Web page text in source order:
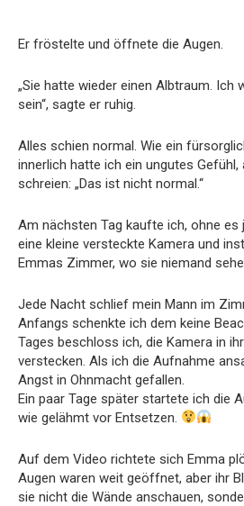
Er fröstelte und öffnete die Augen.
„Sie hatte wieder einen Albtraum. Ich
sein“, sagte er ruhig.
Alles schien normal. Wie ein
innerlich hatte ich ein ungutes
schreien: „Das ist nicht normal.“
Am nächsten Tag kaufte ich, ohne es
eine kleine versteckte Kamera und
Emmas Zimmer, wo sie niemand
Jede Nacht schlief mein Mann im
Anfangs schenkte ich dem keine
Tages beschloss ich, die Kamera in
verstecken. Als ich die Aufnahme
Angst in Ohnmacht gefallen.
Ein paar Tage später startete ich die
wie gelähmt vor Entsetzen.
Auf dem Video richtete sich Emma
Augen waren weit geöffnet, aber ihr
sie nicht die Wände anschauen,